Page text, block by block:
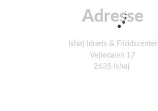
Adresse
Ishøj Idræts & Fritidscenter
Vejledalen 17
2635 Ishøj